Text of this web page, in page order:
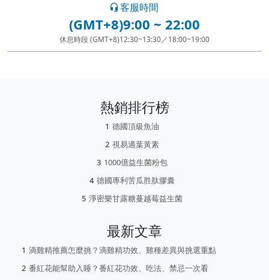
客服時間
(GMT+8)9:00 ~ 22:00
休息時段 (GMT+8)12:30~13:30／18:00~19:00
熱銷排行榜
德國頂級魚油
視易適葉黃素
1000億益生菌粉包
德國專利苦瓜胜肽膠囊
淨密樂甘露糖蔓越莓益生菌
最新文章
滴雞精推薦怎麼挑？滴雞精功效、雞種差異與挑選重點
番紅花能幫助入睡？番紅花功效、吃法、禁忌一次看